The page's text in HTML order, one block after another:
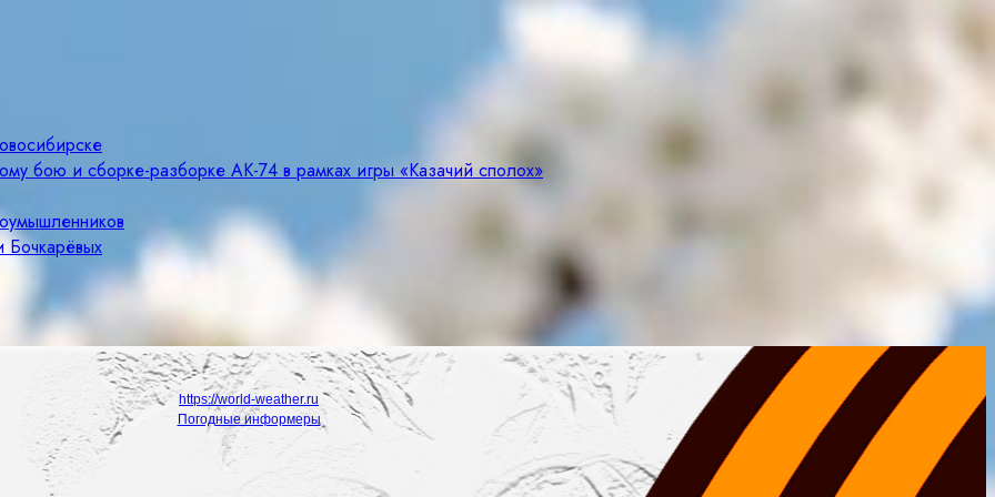
бою и сборке-разборке АК-74 в рамках игры «Казачий сполох»
Бочкарёвых
https://world-weather.ru
Погодные информеры